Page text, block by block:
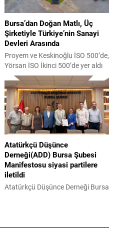
kültür ve sanat etkinlikleriyle
vatandaşlara yaz akşamlarında
keyifli ve nitelikli zaman geçirme
imkanı sunmaya devam ediyor.
Bu kapsamda hayata geçirilen
“Osmangazi’de Yaz Film
Gösterimleri” etkinliği, sinema
tutkunlarını bu...
Bursa’dan Doğan Matlı, Üç
Şirketiyle Türkiye’nin Sanayi
Devleri Arasında
Proyem ve Keskinoğlu İSO 500’de,
Yörsan İSO İkinci 500’de yer aldı
Bursa’nın Karacabey ilçesinde
temelleri atılan ve tüm şirketlerinin
merkezi halen Bursa’da olan Matlı
Şirketler Grubu, üç şirketiyle
İstanbul Sanayi Odası tarafından
açıklanan Türkiye’nin en büyük
sanayi kuruluşları listelerinde yer
aldı. Proyem İSO 500’de 152’nci,
Keskinoğlu 160’ıncı sıraya
yerleşirken, Yörsan...
Atatürkçü Düşünce
Derneği(ADD) Bursa Şubesi
Manifestosu siyasi partilere
iletildi
Atatürkçü Düşünce Derneği Bursa
il teşkilatlarına sunuldu. ADD